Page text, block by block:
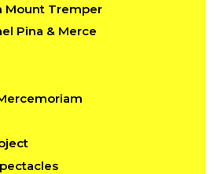
Mount Tremper
Pina & Merce